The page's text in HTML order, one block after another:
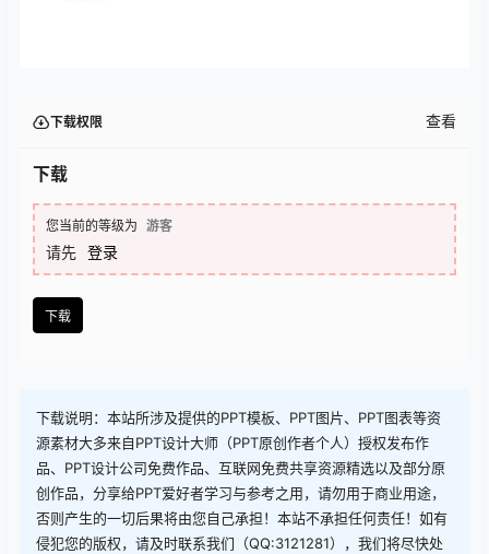
下载权限 查看
下载
您当前的等级为 游客
请先 登录
下载
下载说明：本站所涉及提供的PPT模板、PPT图片、PPT图表等资
源素材大多来自PPT设计大师（PPT原创作者个人）授权发布作
品、PPT设计公司免费作品、互联网免费共享资源精选以及部分原
创作品，分享给PPT爱好者学习与参考之用，请勿用于商业用途，
否则产生的一切后果将由您自己承担！本站不承担任何责任！如有
侵犯您的版权，请及时联系我们（QQ:3121281），我们将尽快处